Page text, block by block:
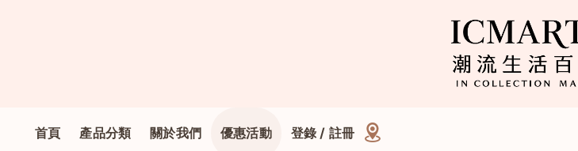
首頁 產品分類 關於我們 優惠活動 登錄 / 註冊